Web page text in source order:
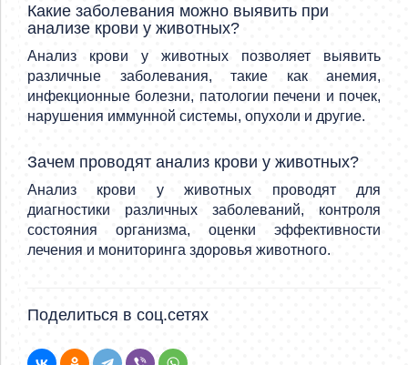
Какие заболевания можно выявить при
анализе крови у животных?
Анализ крови у животных позволяет выявить
различные заболевания, такие как анемия,
инфекционные болезни, патологии печени и почек,
нарушения иммунной системы, опухоли и другие.
Зачем проводят анализ крови у животных?
Анализ крови у животных проводят для
диагностики различных заболеваний, контроля
состояния организма, оценки эффективности
лечения и мониторинга здоровья животного.
Поделиться в соц.сетях